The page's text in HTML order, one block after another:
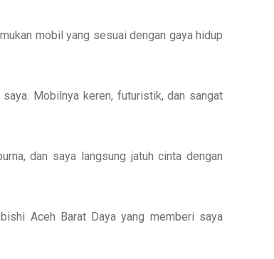
mobil yang sesuai dengan gaya hidup
Mobilnya keren, futuristik, dan sangat
dan saya langsung jatuh cinta dengan
Aceh Barat Daya yang memberi saya